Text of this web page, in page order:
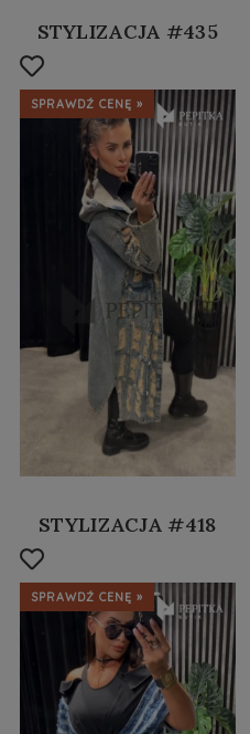
STYLIZACJA #435
SPRAWDŹ CENĘ »
STYLIZACJA #418
SPRAWDŹ CENĘ »